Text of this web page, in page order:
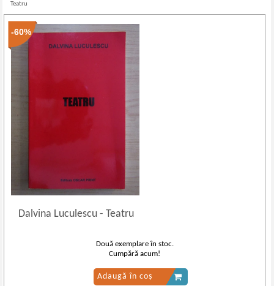
Teatru
-60%
Dalvina Luculescu- Teatru
Două exemplare în stoc.
Cumpără acum!
Adaugă în coș